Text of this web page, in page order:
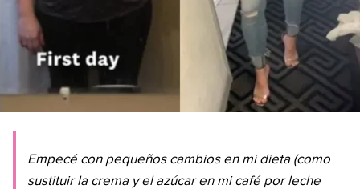
Empecé con pequeños cambios en mi dieta (como
sustituir la crema y el azúcar en mi café por leche